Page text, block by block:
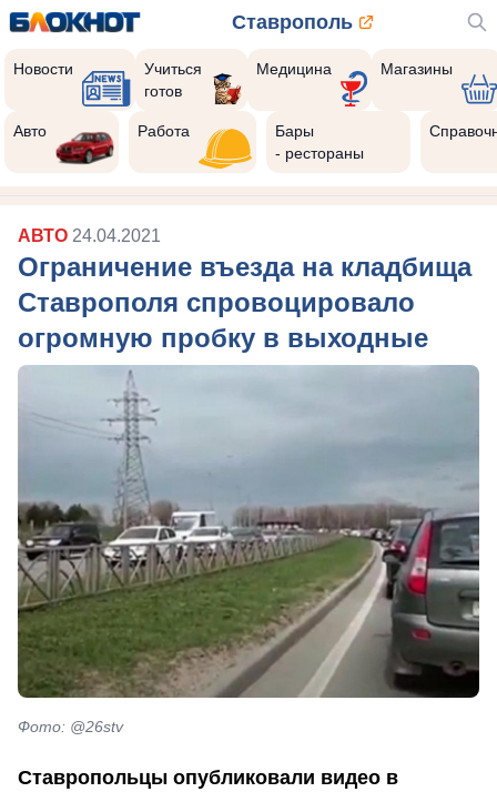
Ставрополь
Новости
Учиться
готов
Медицина Магазины
Авто Работа
Бары
- рестораны
АВТО 24.04.2021
Ограничение въезда на кладбища
Ставрополя спровоцировало
огромную пробку в выходные
Фото: @26stv
Ставропольцы опубликовали видео в